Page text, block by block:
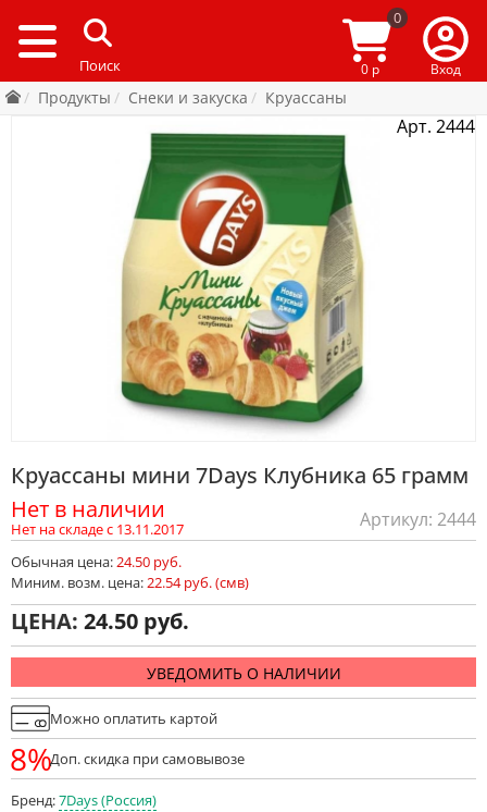
0
0 р Вход
Продукты Снеки и закуска Круассаны
Арт. 2444
Круассаны мини 7Days Клубника 65 грамм
Нет в наличии
Нет на складе с 13.11.2017 Артикул: 2444
Обычная цена:24.50 руб.
Миним. возм. цена:22.54 руб. (смв)
ЦЕНА: 24.50
УВЕДОМИТЬ О НАЛИЧИИ
Можно оплатить картой
8%Доп. скидка при самовывозе
Бренд:7Days (Россия)